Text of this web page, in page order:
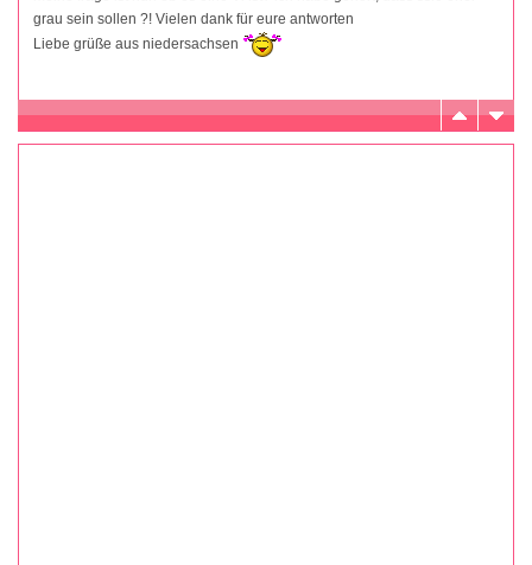
grau sein sollen ?! Vielen dank für eure antworten
Liebe grüße aus niedersachsen